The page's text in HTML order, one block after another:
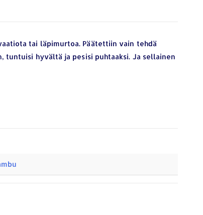
tai läpimurtoa. Päätettiin vain tehdä
tuntuisi hyvältä ja pesisi puhtaaksi. Ja sellainen